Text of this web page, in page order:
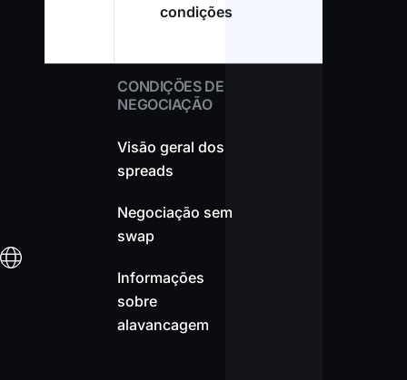
condições
CONDIÇÕES DE
NEGOCIAÇÃO
Visão geral dos
spreads
Negociação sem
swap
Informações
sobre
alavancagem